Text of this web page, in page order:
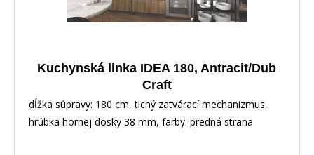
Kuchynská linka IDEA 180, Antracit/Dub
Craft
dĺžka súpravy: 180 cm, tichý zatvárací mechanizmus,
hrúbka hornej dosky 38 mm, farby: predná strana